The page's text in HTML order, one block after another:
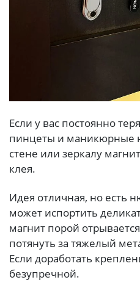
Если у вас постоянно
пинцеты и маникюрные
стене или зеркалу
клея.
Идея отличная, но есть
может испортить
магнит порой
потянуть за тяжелый
Если доработать
безупречной.